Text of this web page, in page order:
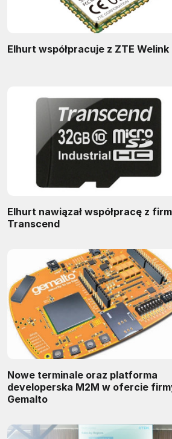
Elhurt współpracuje z ZTE Welink
Elhurt nawiązał współpracę z
Transcend
Nowe terminale oraz platforma
developerska M2M w ofercie
Gemalto